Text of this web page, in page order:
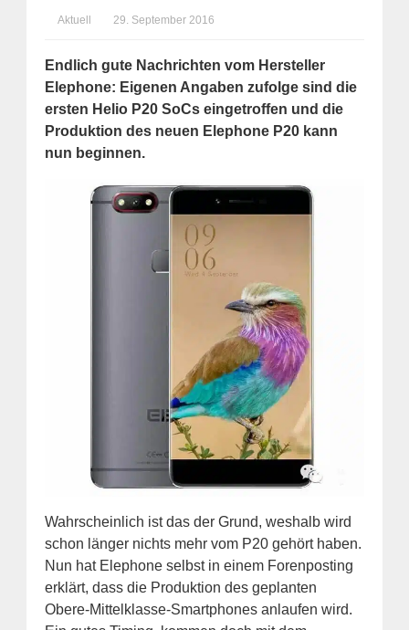
Aktuell 29. September 2016
Endlich gute Nachrichten vom Hersteller
Elephone: Eigenen Angaben zufolge sind die
ersten Helio P20 SoCs eingetroffen und die
Produktion des neuen Elephone P20 kann
nun beginnen.
Wahrscheinlich ist das der Grund, weshalb wird
schon länger nichts mehr vom P20 gehört haben.
Nun hat Elephone selbst in einem Forenposting
erklärt, dass die Produktion des geplanten
Obere-Mittelklasse-Smartphones anlaufen wird.